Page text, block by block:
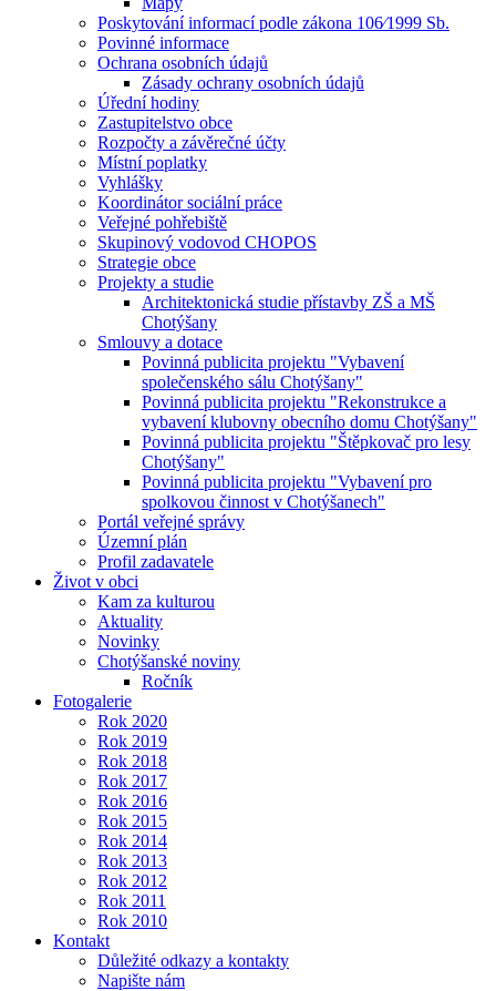
Poskytování informací podle zákona 106⁄1999 Sb.
Povinné informace
Ochrana osobních údajů
Zásady ochrany osobních údajů
Úřední hodiny
Zastupitelstvo obce
Rozpočty a závěrečné účty
Místní poplatky
Vyhlášky
Koordinátor sociální práce
Veřejné pohřebiště
Skupinový vodovod CHOPOS
Strategie obce
Projekty a studie
Architektonická studie přístavby ZŠ a MŠ
Chotýšany
Smlouvy a dotace
Povinná publicita projektu "Vybavení
společenského sálu Chotýšany"
Povinná publicita projektu "Rekonstrukce a
vybavení klubovny obecního domu Chotýšany"
Povinná publicita projektu "Štěpkovač pro lesy
Chotýšany"
Povinná publicita projektu "Vybavení pro
spolkovou činnost v Chotýšanech"
Portál veřejné správy
Územní plán
Profil zadavatele
Život v obci
Kam za kulturou
Aktuality
Novinky
Chotýšanské noviny
Ročník
Fotogalerie
Rok 2020
Rok 2019
Rok 2018
Rok 2017
Rok 2016
Rok 2015
Rok 2014
Rok 2013
Rok 2012
Rok 2011
Rok 2010
Kontakt
Důležité odkazy a kontakty
Napište nám